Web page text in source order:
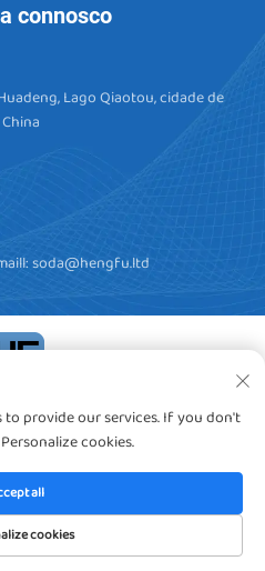
connosco
Lago Qiaotou, cidade de
soda@hengfu.ltd
Hengfu Plastic Products Co.,
Política de privacidade
to provide our services. If you don't
cookies.
cookies
all